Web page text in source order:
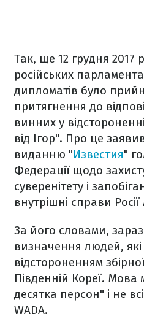
Так, ще 12 грудня 2017
російських
дипломатів було
притягнення до
винних у
від Ігор". Про це
виданню "Известия"
Федерації щодо
суверенітету і
внутрішні справи
За його словами,
визначення людей, які
відстороненням
Південній Кореї.
десятка персон" і не
WADA.